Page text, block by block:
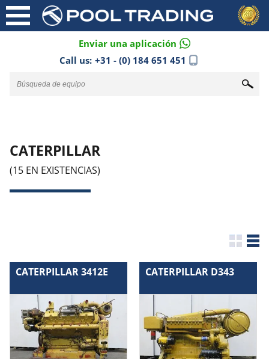
Enviar una aplicación
Call us: +31 - (0) 184 651 451
CATERPILLAR
(15 EN EXISTENCIAS)
CATERPILLAR 3412E CATERPILLAR D343